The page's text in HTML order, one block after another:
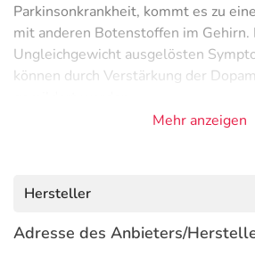
Parkinsonkrankheit, kommt es zu
mit anderen Botenstoffen im Gehirn.
Ungleichgewicht ausgelösten
können durch Verstärkung der
Außerdem kann durch den Wirkstoff
- Erhöhte Konzentration des
Mehr anzeigen
Hersteller
Adresse des Anbieters/